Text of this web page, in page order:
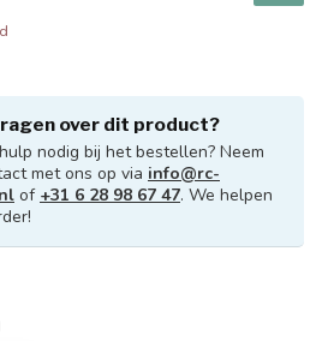
over dit product?
nodig bij het bestellen? Neem
met ons op via info@rc-
of +31 6 28 98 67 47. We helpen